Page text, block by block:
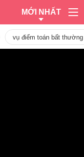
MỚI NHẤT
vụ điểm toán bất